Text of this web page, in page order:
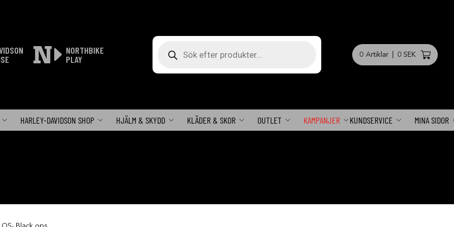
NORTHBIKE
PLAY
0 Artiklar 0 SEK
HARLEY-DAVIDSON SHOP HJÄLM & SKYDD KLÄDER & SKOR OUTLET KAMPANJER KUNDSERVICE MINA SIDOR